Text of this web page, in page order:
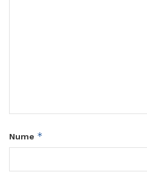
Nume *